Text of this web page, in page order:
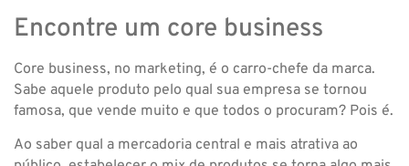
Encontre um core business
Core business, no marketing, é o carro-chefe da marca.
Sabe aquele produto pelo qual sua empresa se tornou
famosa, que vende muito e que todos o procuram? Pois é.
Ao saber qual a mercadoria central e mais atrativa ao